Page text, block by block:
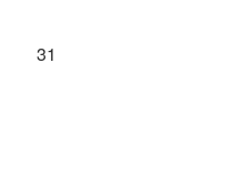
0 eventos,
31